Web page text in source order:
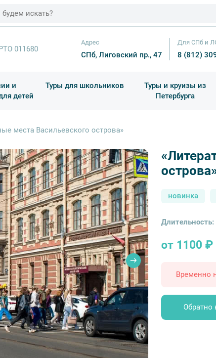
011680
Адрес
СПб, Лиговский пр., 47
Для СПб и
8 (812)
и
детей
Туры для школьников
Туры и круизы из
Петербурга
места Васильевского острова»
новинка
от 1100 ₽
Длительность:
Временно
Обратно